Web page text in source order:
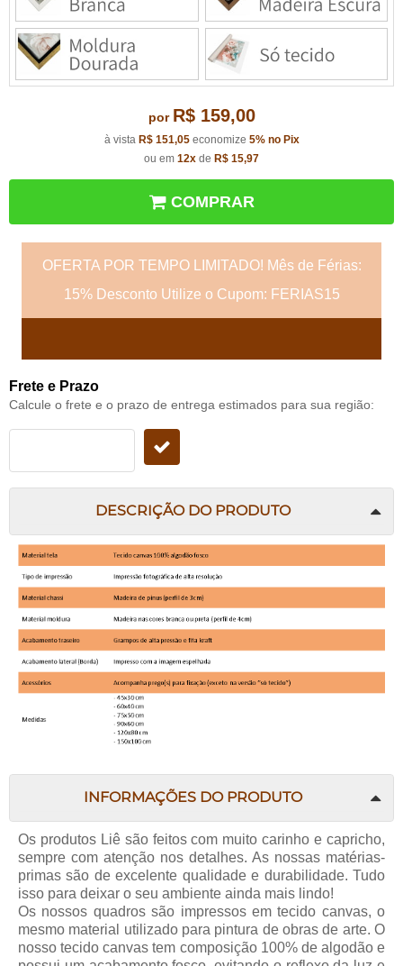
por R$ 159,00
à vista R$ 151,05economize 5% no Pix
ou em 12x de R$ 15,97
COMPRAR
OFERTA POR TEMPO LIMITADO! Mês de Férias:
15% Desconto Utilize o Cupom: FERIAS15
Frete e Prazo
Calcule o frete e o prazo de entrega estimados para sua região:
DESCRIÇÃO DO PRODUTO
INFORMAÇÕES DO PRODUTO
Os produtos Liê são feitos com muito carinho e capricho,
sempre com atenção nos detalhes. As nossas matérias-
primas são de excelente qualidade e durabilidade. Tudo
isso para deixar o seu ambiente ainda mais lindo!
Os nossos quadros são impressos em tecido canvas, o
mesmo material utilizado para pintura de obras de arte. O
nosso tecido canvas tem composição 100% de algodão e